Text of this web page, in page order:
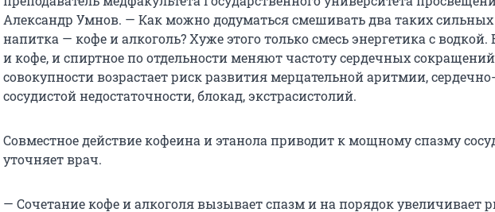
Александр Умнов. — Как можно додуматься смешивать два таких сильных
напитка — кофе и алкоголь? Хуже этого только смесь энергетика с водкой.
и кофе, и спиртное по отдельности меняют частоту сердечных
совокупности возрастает риск развития мерцательной аритмии, сердечно-
сосудистой недостаточности, блокад, экстрасистолий.
Совместное действие кофеина и этанола приводит к мощному спазму
уточняет врач.
— Сочетание кофе и алкоголя вызывает спазм и на порядок увеличивает